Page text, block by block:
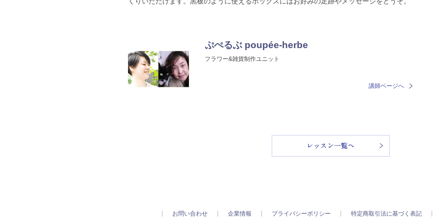
ぷぺるぶ poupée-herbe
フラワー&雑貨制作ユニット
講師ページへ
お問い合わせ 企業情報 プライバシーポリシー 特定商取引法に基づく表記